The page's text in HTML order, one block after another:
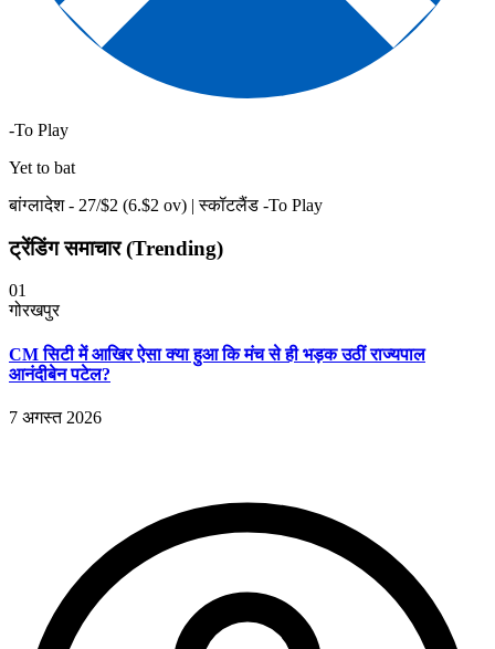
-To Play
Yet to bat
बांग्लादेश - 27/$2 (6.$2 ov) | स्कॉटलैंड -To Play
ट्रेंडिंग समाचार (Trending)
01
गोरखपुर
CM सिटी में आखिर ऐसा क्या हुआ कि मंच से ही भड़क उठीं राज्यपाल
आनंदीबेन पटेल?
7 अगस्त 2026